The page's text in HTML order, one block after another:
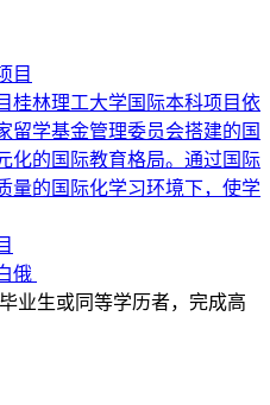
桂林理工大学国际本科项目依
留学基金管理委员会搭建的国
化的国际教育格局。通过国际
量的国际化学习环境下，使学
俄
业生或同等学历者，完成高